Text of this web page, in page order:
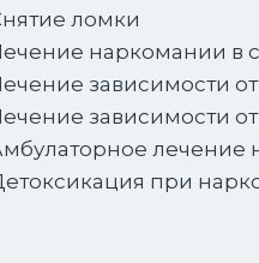
ломки
наркомании в
зависимости
зависимости
лечение
при